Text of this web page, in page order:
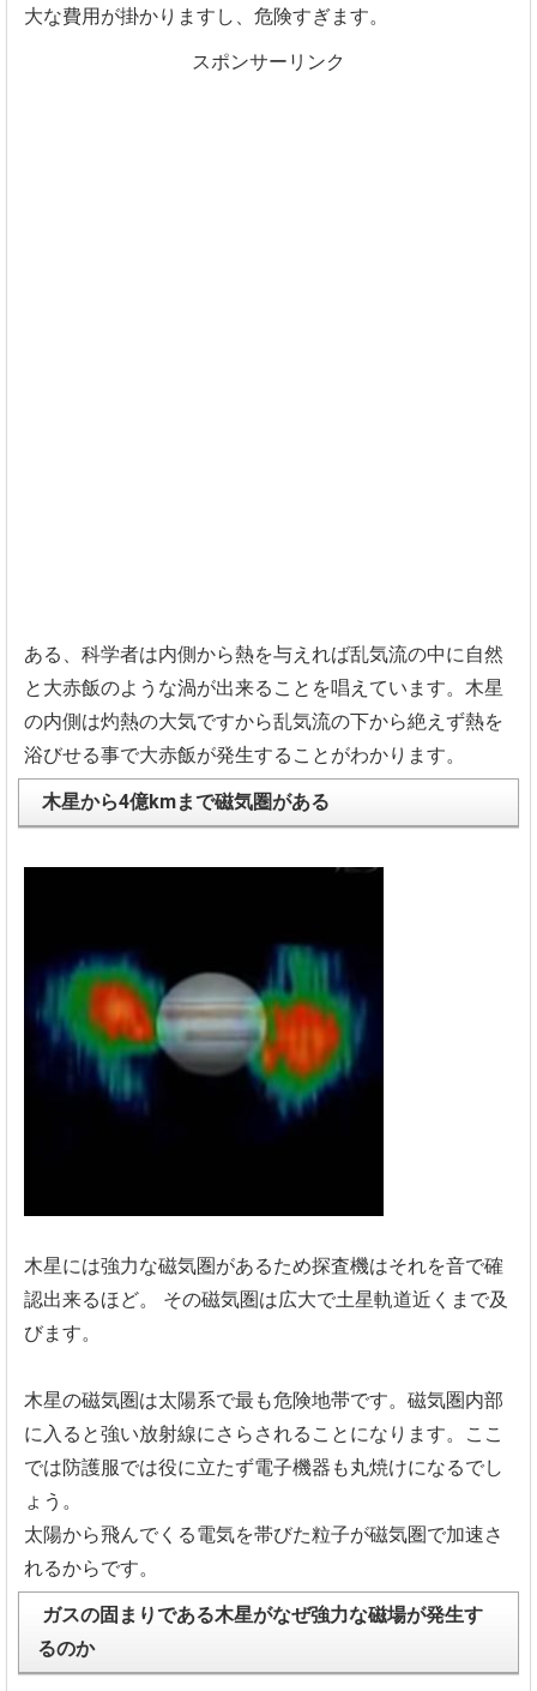
大な費用が掛かりますし、危険すぎます。
スポンサーリンク
ある、 科学者は内側から熱を与えれば乱気流の中に自然
と大赤飯のような渦が出来ることを唱えています。 木星
の内側は灼熱の大気ですから乱気流の下から絶えず熱を
浴びせる事で大赤飯が発生することがわかります。
木星から4億kmまで磁気圏がある
木星には強力な磁気圏があるため探査機はそれを音で確
認出来るほ ど。
その磁気圏は広大で土星軌道近くまで及
びます。
木星の磁気圏は太陽系で最も危険地帯です。 磁気圏内部
に入ると強い放射線にさらされることになります。
ここ
では防護服では役に立たず電子機器も丸焼けになるでし
ょう。
太陽から飛んでくる電気を帯びた粒子が磁気圏で加速さ
れるからです。
ガスの固まりである木星がなぜ強力な磁場が発生す
るのか